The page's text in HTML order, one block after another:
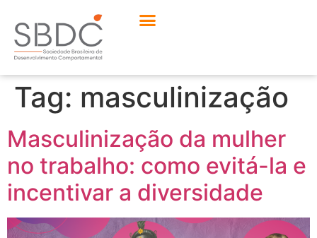
Tag: masculinização
Masculinização da mulher
no trabalho: como evitá-la e
incentivar a diversidade